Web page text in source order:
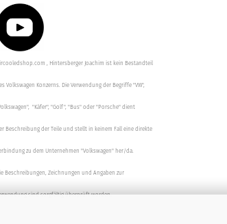
, Hintersberger Joachim ist kein Bestandteil
Volkswagen Konzerns. Die Verwendung der Begriffe "VW",
"Käfer", "Golf", "Bus" oder "Porsche" dient
Beschreibung der Teile und stellt in keinem Fall eine direkte
zu dem Unternehmen "Volkswagen" her/da.
Beschreibungen, Zeichnungen und Angaben zur
sind sorgfältig überprüft worden.